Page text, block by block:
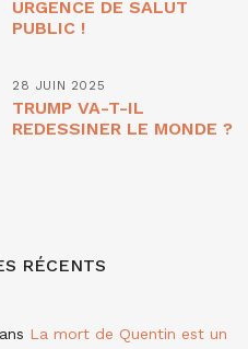
URGENCE DE SALUT
PUBLIC !
28 JUIN 2025
TRUMP VA-T-IL
REDESSINER LE MONDE ?
RÉCENTS
La mort de Quentin est un